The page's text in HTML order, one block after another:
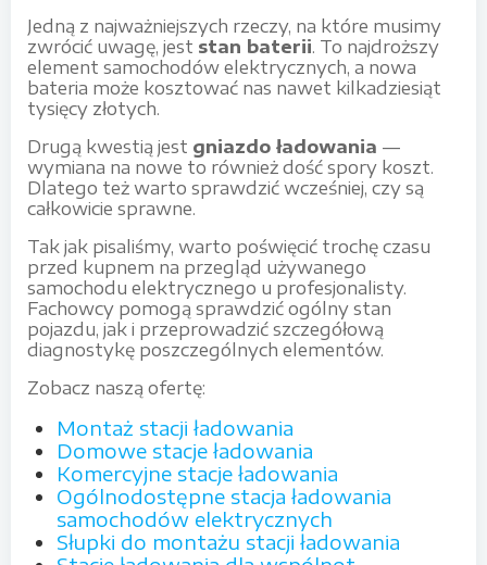
Jedną z najważniejszych rzeczy, na które musimy
zwrócić uwagę, jest stan baterii. To najdroższy
element samochodów elektrycznych, a nowa
bateria może kosztować nas nawet kilkadziesiąt
tysięcy złotych.
Drugą kwestią jest gniazdo ładowania —
wymiana na nowe to również dość spory koszt.
Dlatego też warto sprawdzić wcześniej, czy są
całkowicie sprawne.
Tak jak pisaliśmy, warto poświęcić trochę czasu
przed kupnem na przegląd używanego
samochodu elektrycznego u profesjonalisty.
Fachowcy pomogą sprawdzić ogólny stan
pojazdu, jak i przeprowadzić szczegółową
diagnostykę poszczególnych elementów.
Zobacz naszą ofertę:
Montaż stacji ładowania
Domowe stacje ładowania
Komercyjne stacje ładowania
Ogólnodostępne stacja ładowania
samochodów elektrycznych
Słupki do montażu stacji ładowania